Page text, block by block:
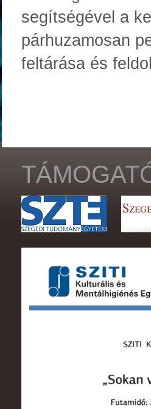
segítségével a
párhuzamosan
feltárása és